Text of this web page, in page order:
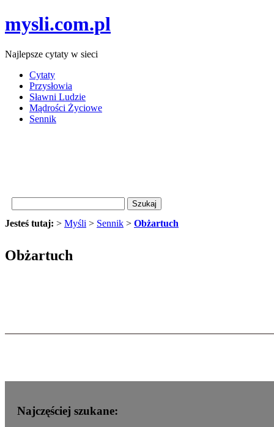
mysli.com.pl
Najlepsze cytaty w sieci
Cytaty
Przysłowia
Sławni Ludzie
Mądrości Życiowe
Sennik
Jesteś tutaj: > Myśli > Sennik > Obżartuch
Obżartuch
Najczęściej szukane: